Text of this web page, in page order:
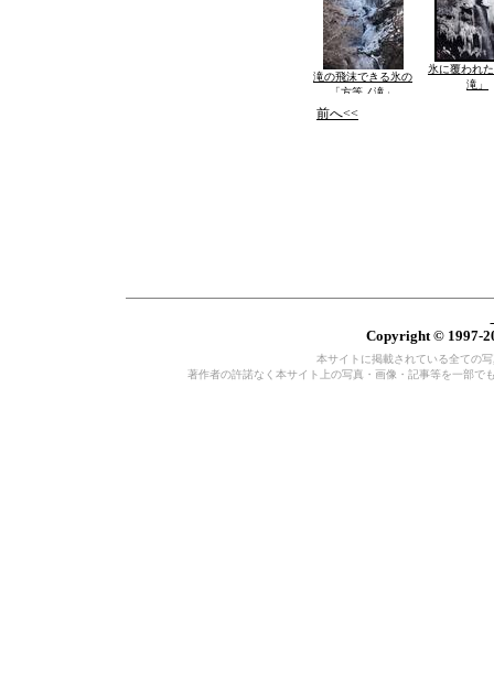
滝の飛沫できる氷の
「方等ノ滝」
氷に覆われ
滝」
前へ<<
Copyright © 1997-
本サイトに掲載されている全ての
著作者の許諾なく本サイト上の写真・画像・記事等を一部で